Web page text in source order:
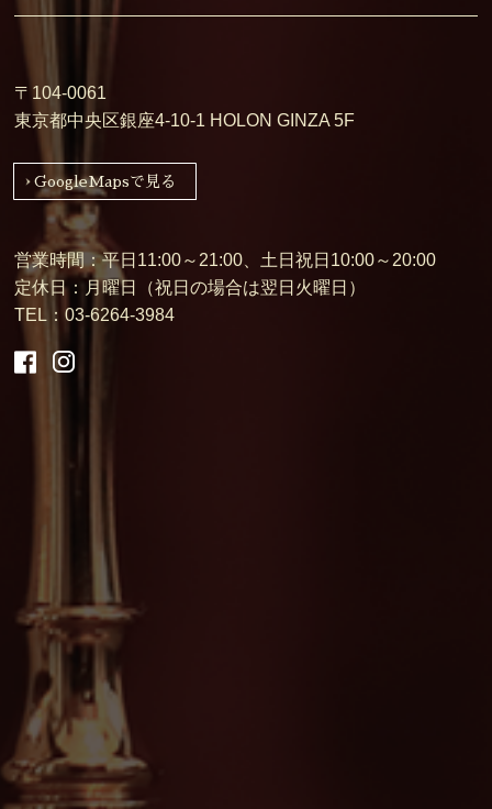
〒104-0061
東京都中央区銀座4-10-1 HOLON GINZA 5F
GoogleMapsで見る
営業時間：平日11:00～21:00、土日祝日10:00～20:00
定休日：月曜日（祝日の場合は翌日火曜日）
TEL：03-6264-3984